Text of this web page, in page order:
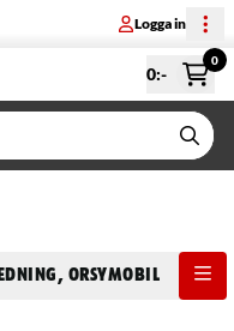
Logga in
0:-
0
ORSYmobil